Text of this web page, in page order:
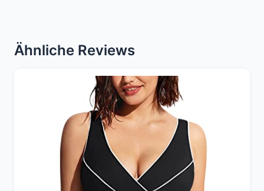
Ähnliche Reviews